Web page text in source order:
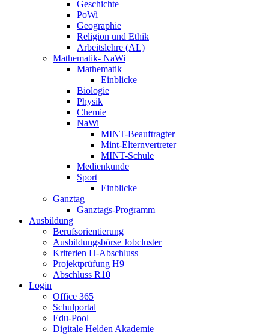
Geschichte
PoWi
Geographie
Religion und Ethik
Arbeitslehre (AL)
Mathematik- NaWi
Mathematik
Einblicke
Biologie
Physik
Chemie
NaWi
MINT-Beauftragter
Mint-Elternvertreter
MINT-Schule
Medienkunde
Sport
Einblicke
Ganztag
Ganztags-Programm
Ausbildung
Berufsorientierung
Ausbildungsbörse Jobcluster
Kriterien H-Abschluss
Projektprüfung H9
Abschluss R10
Login
Office 365
Schulportal
Edu-Pool
Digitale Helden Akademie